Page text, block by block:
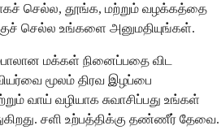
செல்ல, தூங்க, மற்றும் வழக்கத்தை
செல்ல உங்களை அனுமதியுங்கள்.
மக்கள் நினைப்பதை விட
மூலம் திரவ இழப்பை
வாய் வழியாக சுவாசிப்பது உங்கள்
சளி உற்பத்திக்கு தண்ணீர் தேவை.